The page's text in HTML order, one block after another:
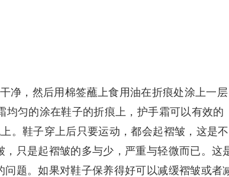
净，然后用棉签蘸上食用油在折痕处涂上一层
匀的涂在鞋子的折痕上，护手霜可以有效的
。鞋子穿上后只要运动，都会起褶皱，这是不
只是起褶皱的多与少，严重与轻微而已。这
题。如果对鞋子保养得好可以减缓褶皱或者